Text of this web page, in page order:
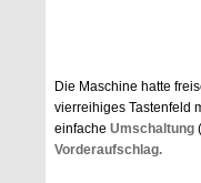
Die Maschine hatte
vierreihiges Tastenfeld
einfache Umschaltung (
Vorderaufschlag.